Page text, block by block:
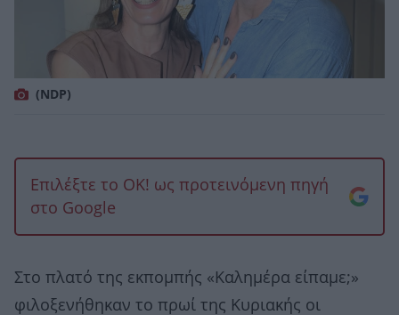
(NDP)
Επιλέξτε το OK! ως προτεινόμενη πηγή
στο Google
Στο πλατό της εκπομπής «Καλημέρα είπαμε;»
φιλοξενήθηκαν το πρωί της Κυριακής οι